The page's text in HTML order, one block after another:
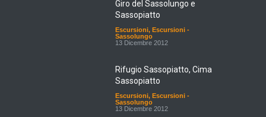
Sassopiatto
Escursioni,Escursioni -
Sassolungo
13 Dicembre 2012
Sassopiatto
Escursioni,Escursioni -
Sassolungo
13 Dicembre 2012